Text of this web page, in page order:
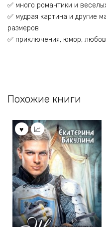
✅ много романтики и
✅ мудрая картина и другие
размеров
✅ приключения, юмор,
Похожие книги